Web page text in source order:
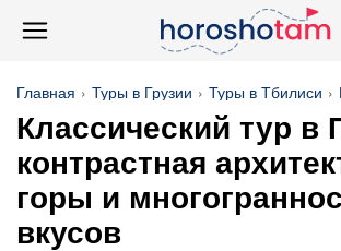
Главная Туры в Грузии Туры в Тбилиси
Классический тур в
контрастная
горы и
вкусов